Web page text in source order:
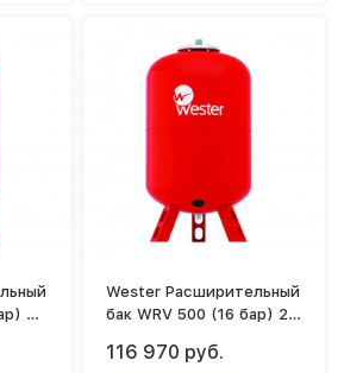
2-
Wester Расширительный
бак WRV 500 (16 бар) 2-
116 970 руб.